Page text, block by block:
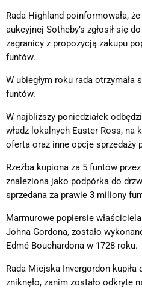
Rada Highland poinformowała,
aukcyjnej Sotheby’s zgłosił się
zagranicy z propozycją zakupu
funtów.
W ubiegłym roku rada
funtów.
W najbliższy poniedziałek
władz lokalnych Easter Ross,
oferta oraz inne opcje sprzedaży
Rzeźba kupiona za 5 funtów
znaleziona jako podpórka do
sprzedana za prawie 3 miliony
Marmurowe popiersie
Johna Gordona, zostało
Edmé Bouchardona w 1728 roku.
Rada Miejska Invergordon kupiła
zniknęło, zanim zostało odkryte